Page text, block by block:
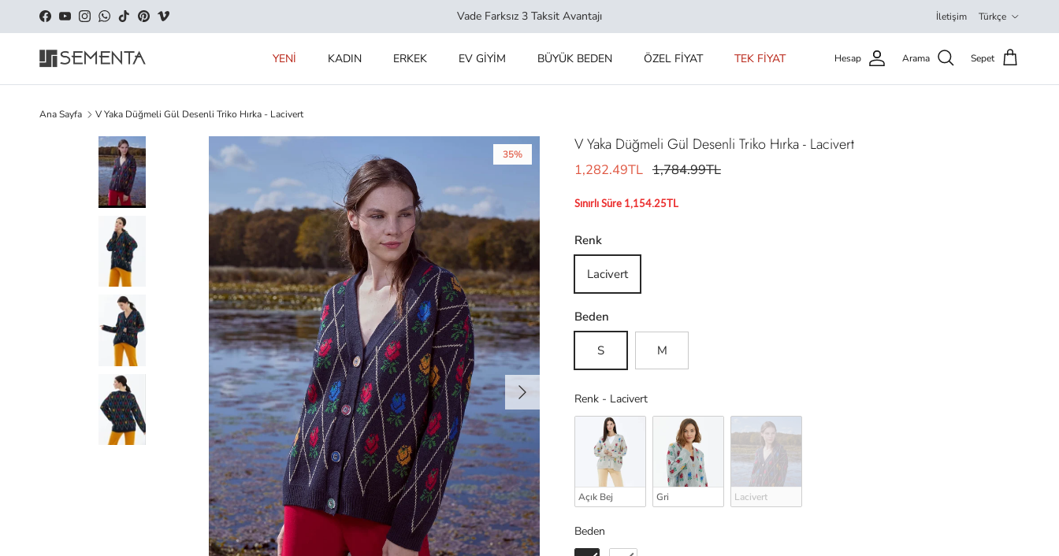
İçeriği geç
Facebook
YouTubeInstagramWhatsApp
TikTokPinterestVimeo Vade Farksız 3 Taksit Avantajı İletişim Türkçe
YENİ KADIN ERKEK EV GİYİM BÜYÜK BEDEN ÖZEL FİYAT TEK FİYAT Hesap Arama Sepet
Ana Sayfa V Yaka Düğmeli Gül Desenli Triko Hırka - Lacivert
Sonraki
35% V Yaka Düğmeli Gül Desenli Triko Hırka - Lacivert
1,282.49TL 1,784.99TL
Sınırlı Süre 1,154.25TL
Renk
Lacivert
Beden
S M
Renk - LacivertRenk
Açık Bej Gri Lacivert
Beden
Beden